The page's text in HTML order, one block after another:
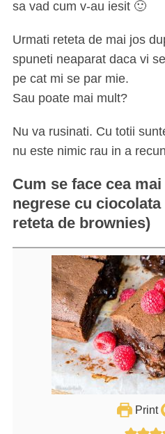
sa vad cum v-au iesit 🙂
Urmati reteta de mai jos
spuneti neaparat daca vi
pe cat mi se par mie.
Sau poate mai mult?
Nu va rusinati. Cu totii
nu este nimic rau in a
Cum se face cea
negrese cu
reteta de brownies)
Print